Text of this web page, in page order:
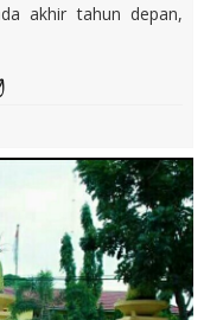
akhir tahun depan,